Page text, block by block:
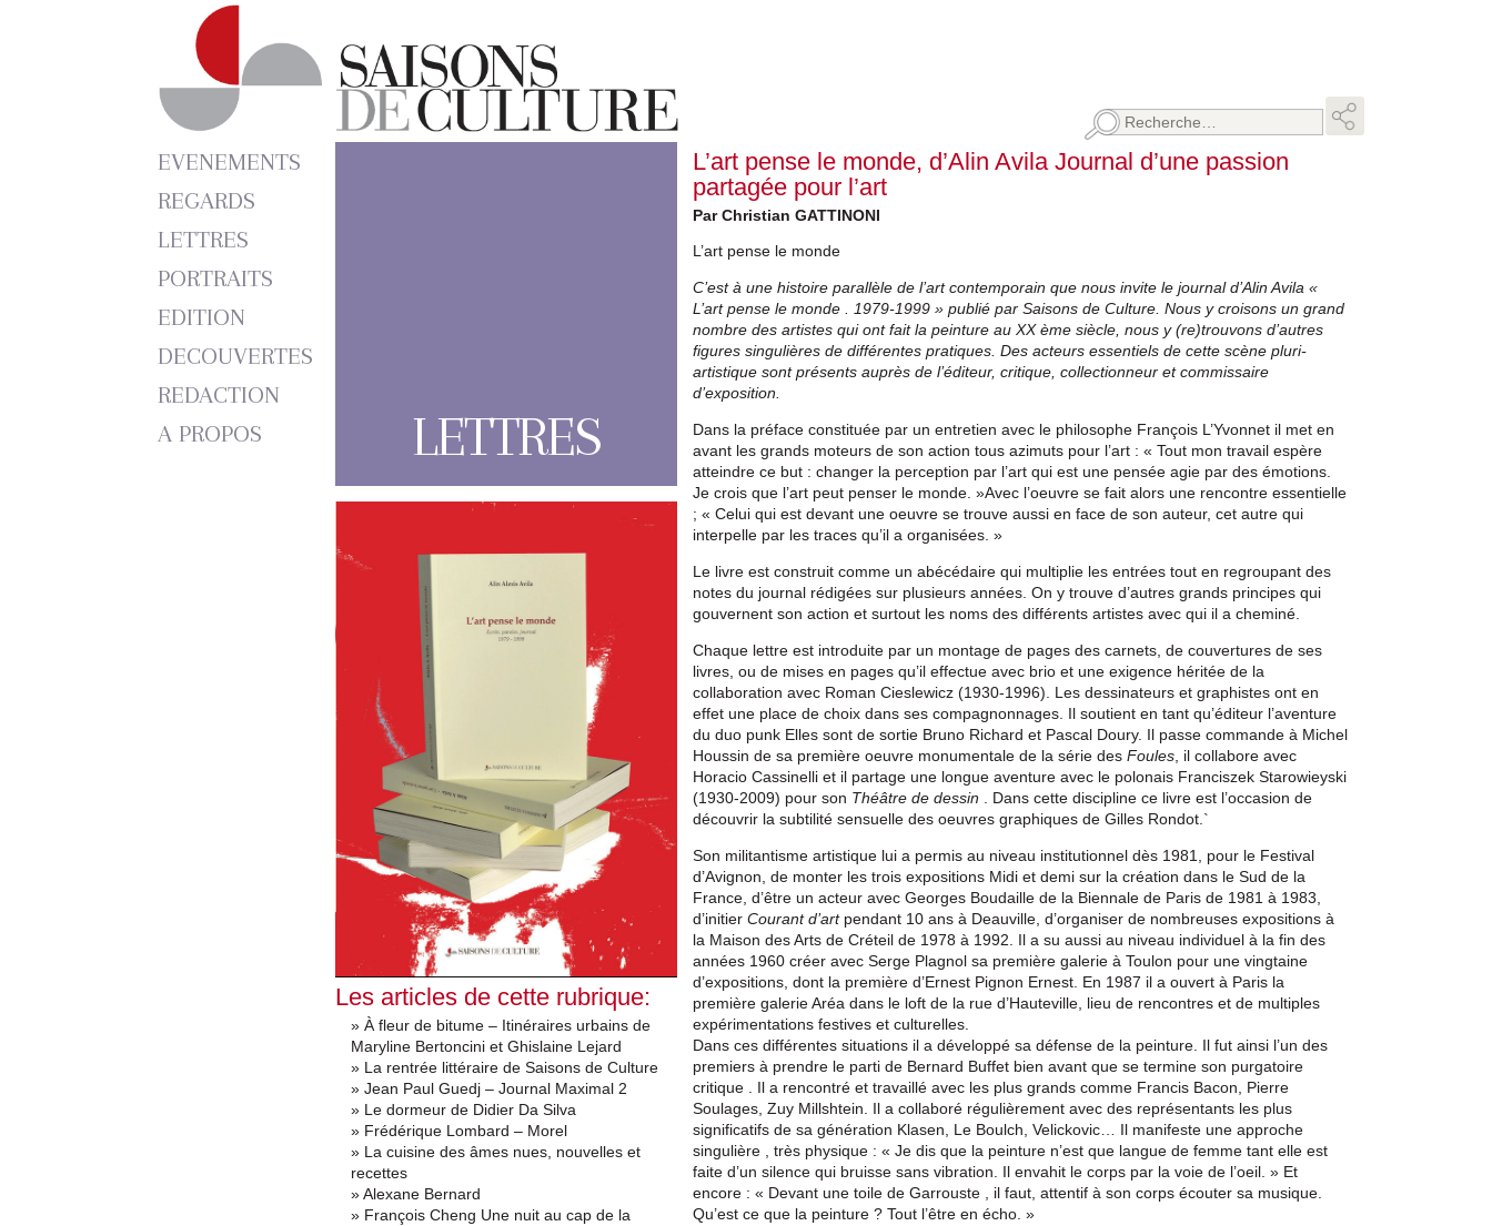
Rechercher :
EVENEMENTS
REGARDS
LETTRES
PORTRAITS
EDITION
DECOUVERTES
REDACTION
A PROPOS
LETTRES
L’art pense le monde, d’Alin Avila Journal d’une passion
partagée pour l’art
Par Christian GATTINONI
L’art pense le monde
C’est à une histoire parallèle de l’art contemporain que nous invite le journal d’Alin Avila «
L’art pense le monde . 1979-1999 » publié par Saisons de Culture. Nous y croisons un grand
nombre des artistes qui ont fait la peinture au XX ème siècle, nous y (re)trouvons d’autres
figures singulières de différentes pratiques. Des acteurs essentiels de cette scène pluri-
artistique sont présents auprès de l’éditeur, critique, collectionneur et commissaire
d’exposition.
Dans la préface constituée par un entretien avec le philosophe François L’Yvonnet il met en
avant les grands moteurs de son action tous azimuts pour l’art : « Tout mon travail espère
atteindre ce but : changer la perception par l’art qui est une pensée agie par des émotions.
Je crois que l’art peut penser le monde. »Avec l’oeuvre se fait alors une rencontre essentielle
; « Celui qui est devant une oeuvre se trouve aussi en face de son auteur, cet autre qui
interpelle par les traces qu’il a organisées. »
Le livre est construit comme un abécédaire qui multiplie les entrées tout en regroupant des
notes du journal rédigées sur plusieurs années. On y trouve d’autres grands principes qui
gouvernent son action et surtout les noms des différents artistes avec qui il a cheminé.
Chaque lettre est introduite par un montage de pages des carnets, de couvertures de ses
livres, ou de mises en pages qu’il effectue avec brio et une exigence héritée de la
collaboration avec Roman Cieslewicz (1930-1996). Les dessinateurs et graphistes ont en
effet une place de choix dans ses compagnonnages. Il soutient en tant qu’éditeur l’aventure
du duo punk Elles sont de sortie Bruno Richard et Pascal Doury. Il passe commande à Michel
Houssin de sa première oeuvre monumentale de la série desFoules , il collabore avec
Horacio Cassinelli et il partage une longue aventure avec le polonais Franciszek Starowieyski
(1930-2009) pour son Théâtre de dessin . Dans cette discipline ce livre est l’occasion de
découvrir la subtilité sensuelle des oeuvres graphiques de Gilles Rondot.`
Son militantisme artistique lui a permis au niveau institutionnel dès 1981, pour le Festival
d’Avignon, de monter les trois expositions Midi et demi sur la création dans le Sud de la
France, d’être un acteur avec Georges Boudaille de la Biennale de Paris de 1981 à 1983,
d’initierCourant d’artpendant 10 ans à Deauville, d’organiser de nombreuses expositions à
la Maison des Arts de Créteil de 1978 à 1992. Il a su aussi au niveau individuel à la fin des
années 1960 créer avec Serge Plagnol sa première galerie à Toulon pour une vingtaine
d’expositions, dont la première d’Ernest Pignon Ernest. En 1987 il a ouvert à Paris la
première galerie Aréa dans le loft de la rue d’Hauteville, lieu de rencontres et de multiples
expérimentations festives et culturelles.
Dans ces différentes situations il a développé sa défense de la peinture. Il fut ainsi l’un des
premiers à prendre le parti de Bernard Buffet bien avant que se termine son purgatoire
critique . Il a rencontré et travaillé avec les plus grands comme Francis Bacon, Pierre
Soulages, Zuy Millshtein. Il a collaboré régulièrement avec des représentants les plus
significatifs de sa génération Klasen, Le Boulch, Velickovic… Il manifeste une approche
singulière , très physique : « Je dis que la peinture n’est que langue de femme tant elle est
faite d’un silence qui bruisse sans vibration. Il envahit le corps par la voie de l’oeil. » Et
encore : « Devant une toile de Garrouste , il faut, attentif à son corps écouter sa musique.
Qu’est ce que la peinture ? Tout l’être en écho. »
Les articles de cette rubrique:
» À fleur de bitume – Itinéraires urbains de
Maryline Bertoncini et Ghislaine Lejard
» La rentrée littéraire de Saisons de Culture
» Jean Paul Guedj – Journal Maximal 2
» Le dormeur de Didier Da Silva
» Frédérique Lombard – Morel
» La cuisine des âmes nues, nouvelles et
recettes
» Alexane Bernard
» François Cheng Une nuit au cap de la